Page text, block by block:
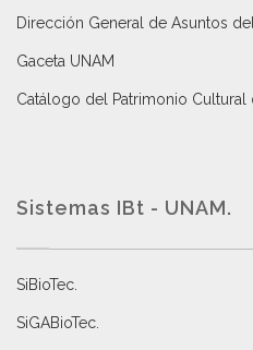
Dirección General de Asuntos
Gaceta UNAM
Catálogo del Patrimonio Cultural
Sistemas IBt - UNAM.
SiBioTec
SiGABioTec.